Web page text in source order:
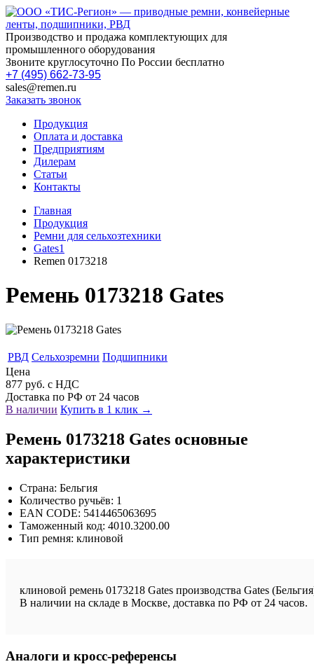
Производство и продажа комплектующих для
промышленного оборудования
Звоните круглосуточно По России бесплатно
+7 (495) 662-73-95
sales@remen.ru
Заказать звонок
Продукция
Оплата и доставка
Предприятиям
Дилерам
Статьи
Контакты
Главная
Продукция
Ремни для сельхозтехники
Gates1
Remen 0173218
Ремень 0173218 Gates
РВД Сельхозремни Подшипники
Цена
877 руб. с НДС
Доставка по РФ от 24 часов
В наличии Купить в 1 клик →
Ремень 0173218 Gates основные
характеристики
Страна: Бельгия
Количество ручьёв: 1
EAN CODE: 5414465063695
Таможенный код: 4010.3200.00
Тип ремня: клиновой
клиновой ремень 0173218 Gates производства Gates
В наличии на складе в Москве, доставка по РФ от 24 часов.
Аналоги и кросс-референсы